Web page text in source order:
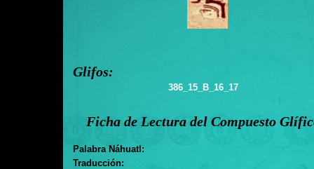
Glifos:
386_15_B_16_17
Ficha de Lectura del Compuesto
Palabra Náhuatl:
Traducción: